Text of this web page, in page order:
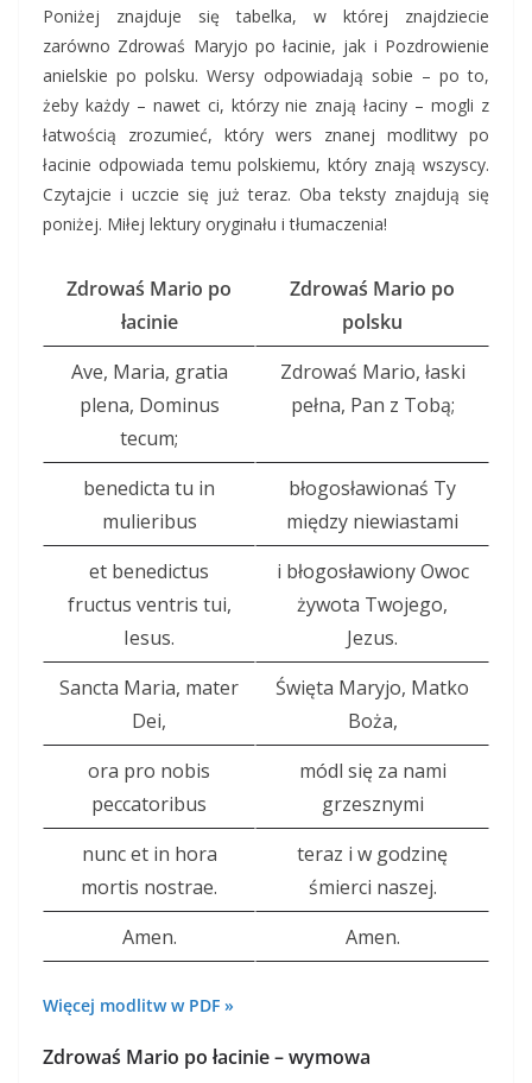
Poniżej znajduje się tabelka, w której znajdziecie
zarówno Zdrowaś Maryjo po łacinie, jak i Pozdrowienie
anielskie po polsku. Wersy odpowiadają sobie – po to,
żeby każdy – nawet ci, którzy nie znają łaciny – mogli z
łatwością zrozumieć, który wers znanej modlitwy po
łacinie odpowiada temu polskiemu, który znają wszyscy.
Czytajcie i uczcie się już teraz. Oba teksty znajdują się
poniżej. Miłej lektury oryginału i tłumaczenia!
Zdrowaś Mario po
łacinie
Zdrowaś Mario po
polsku
Ave, Maria, gratia
plena, Dominus
tecum;
Zdrowaś Mario, łaski
pełna, Pan z Tobą;
benedicta tu in
mulieribus
błogosławionaś Ty
między niewiastami
et benedictus
fructus ventris tui,
Iesus.
i błogosławiony Owoc
żywota Twojego,
Jezus.
Sancta Maria, mater
Dei,
Święta Maryjo, Matko
Boża,
ora pro nobis
peccatoribus
módl się za nami
grzesznymi
nunc et in hora
mortis nostrae.
teraz i w godzinę
śmierci naszej.
Amen.
Amen.
Więcej modlitw w PDF »
Zdrowaś Mario po łacinie – wymowa